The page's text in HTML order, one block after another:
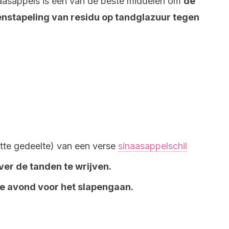
van residu op tandglazuur tegen
gedeelte) van een verse sinaasappelschil
de tanden te wrijven.
avond voor het slapengaan.